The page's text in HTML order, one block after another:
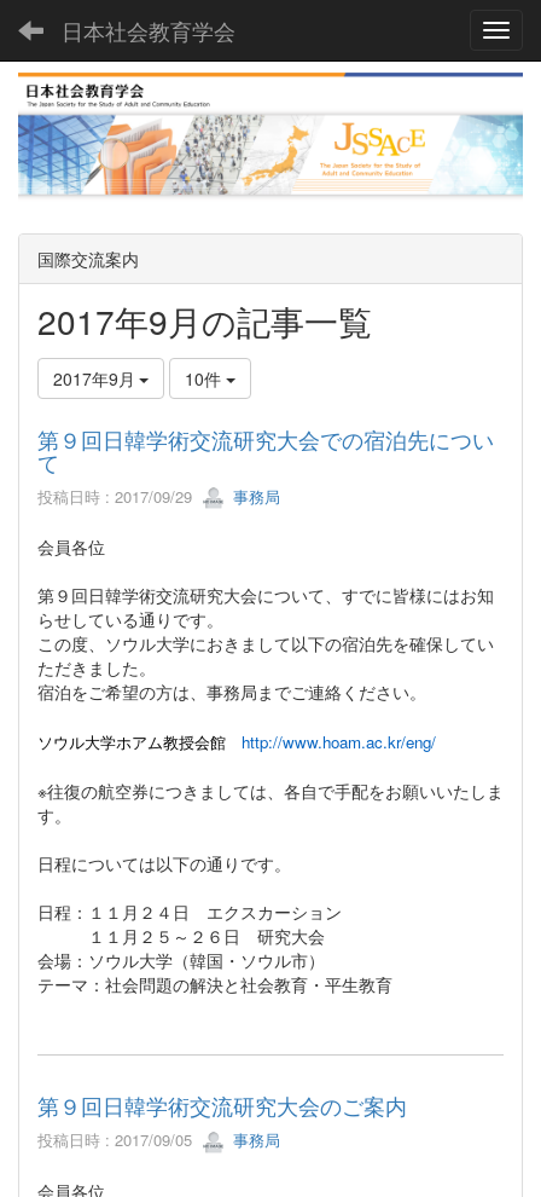
日本社会教育学会
国際交流案内
2017年9月の記事一覧
2017年9月 10件
第９回日韓学術交流研究大会での宿泊先につい
て
投稿日時 : 2017/09/29 事務局
会員各位
第９回日韓学術交流研究大会について、すでに皆様にはお知
らせしている通りです。
この度、ソウル大学におきまして以下の宿泊先を確保してい
ただきました。
宿泊をご希望の方は、事務局までご連絡ください。
ソウル大学ホアム教授会館 http://www.hoam.ac.kr/eng/
※往復の航空券につきましては、各自で手配をお願いいたしま
す。
日程については以下の通りです。
日程：１１月２４日 エクスカーション
１１月２５～２６日 研究大会
会場：ソウル大学（韓国・ソウル市）
テーマ：社会問題の解決と社会教育・平生教育
第９回日韓学術交流研究大会のご案内
投稿日時 : 2017/09/05 事務局
会員各位